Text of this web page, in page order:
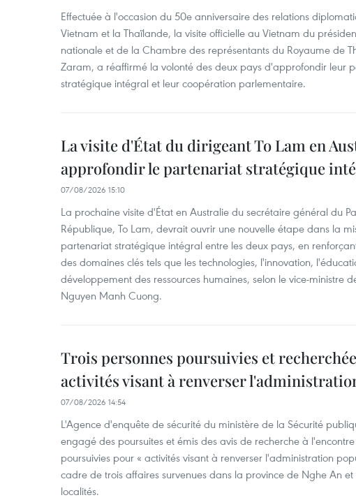
Effectuée à l'occasion du 50e anniversaire des relations
Vietnam et la Thaïlande, la visite officielle au Vietnam du
nationale et de la Chambre des représentants du Royaume de
Zaram, a réaffirmé la volonté des deux pays d'approfondir leur
stratégique intégral et leur coopération parlementaire.
La visite d'État du dirigeant To Lam en
approfondir le partenariat stratégique
07/08/2026 15:10
La prochaine visite d'État en Australie du secrétaire général du
République, To Lam, devrait ouvrir une nouvelle étape dans la
partenariat stratégique intégral entre les deux pays, en
des domaines clés tels que les technologies, l'innovation,
développement des ressources humaines, selon le vice-ministre
Nguyen Manh Cuong.
Trois personnes poursuivies et
activités visant à renverser
07/08/2026 14:54
L'Agence d'enquête de sécurité du ministère de la Sécurité
engagé des poursuites et émis des avis de recherche à
poursuivies pour « activités visant à renverser l'administration
cadre de trois affaires survenues dans la province de Nghe An
localités.